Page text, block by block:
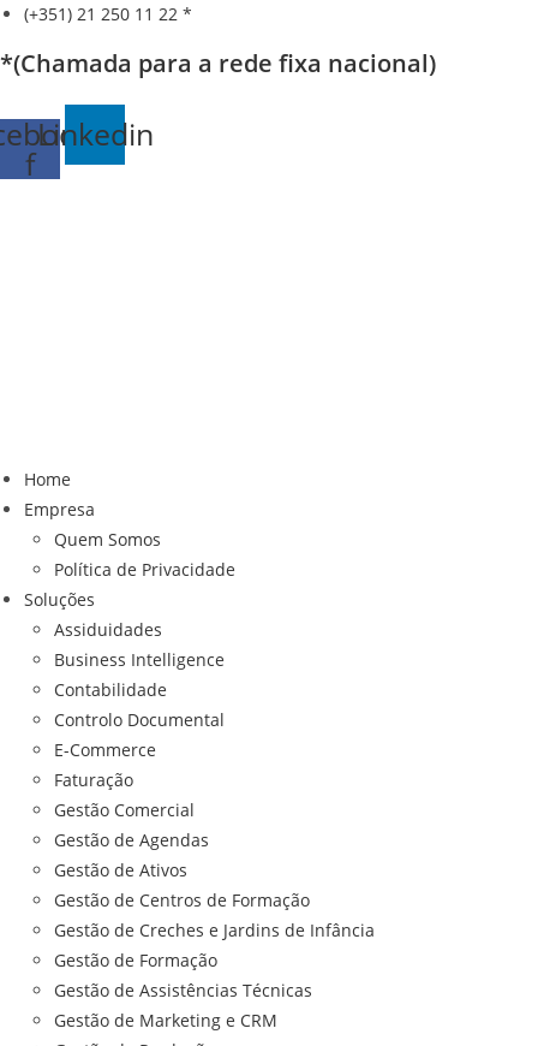
(+351) 21 250 11 22 *
*(Chamada para a rede fixa nacional)
f
Linkedin
Home
Empresa
Quem Somos
Política de Privacidade
Soluções
Assiduidades
Business Intelligence
Contabilidade
Controlo Documental
E-Commerce
Faturação
Gestão Comercial
Gestão de Agendas
Gestão de Ativos
Gestão de Centros de Formação
Gestão de Creches e Jardins de Infância
Gestão de Formação
Gestão de Assistências Técnicas
Gestão de Marketing e CRM